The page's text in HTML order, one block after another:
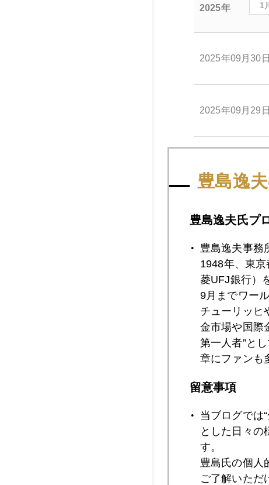
2025年 1
2025年09月30日
2025年09月29日
2025年09月25
2025年09月24
2025年09月22日
2025年09月18
2025年09月17
豊島逸
豊島逸夫氏プ
豊島逸夫事務
1948年、東
菱UFJ銀行）
9月までワー
チューリッヒ
金市場や国際
第一人者”と
章にファンも
留意事項
当ブログでは
とした日々の
す。
豊島氏の個人
ご了解いただ